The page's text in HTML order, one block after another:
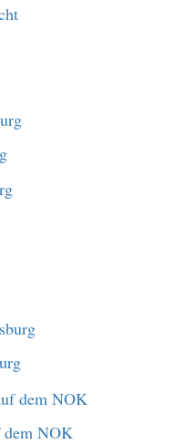
dem NOK